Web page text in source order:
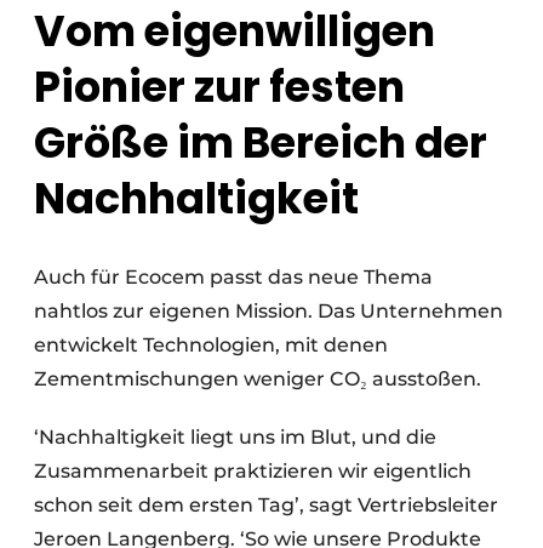
Vom eigenwilligen
Pionier zur festen
Größe im Bereich der
Nachhaltigkeit
Auch für Ecocem passt das neue Thema
nahtlos zur eigenen Mission. Das Unternehmen
entwickelt Technologien, mit denen
Zementmischungen weniger CO₂ ausstoßen.
‘Nachhaltigkeit liegt uns im Blut, und die
Zusammenarbeit praktizieren wir eigentlich
schon seit dem ersten Tag’, sagt Vertriebsleiter
Jeroen Langenberg. ‘So wie unsere Produkte